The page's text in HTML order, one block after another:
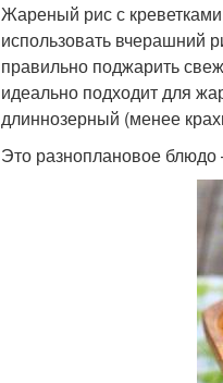
Жареный рис с
использовать вчерашний
правильно поджарить
идеально подходит для
длиннозерный (менее
Это разноплановое блюдо